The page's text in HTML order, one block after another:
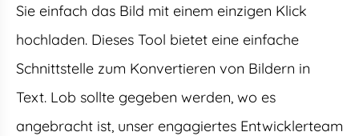
Sie einfach das Bild mit einem einzigen Klick
hochladen. Dieses Tool bietet eine einfache
Schnittstelle zum Konvertieren von Bildern in
Text. Lob sollte gegeben werden, wo es
angebracht ist, unser engagiertes Entwicklerteam